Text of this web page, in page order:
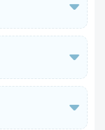

T3 - 新加坡 T1
加坡。
鱼尾狮像】【英
前送往码头办

施。
